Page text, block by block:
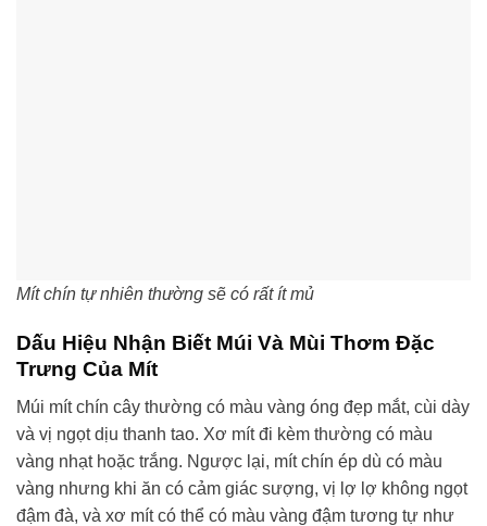
Mít chín tự nhiên thường sẽ có rất ít mủ
Dấu Hiệu Nhận Biết Múi Và Mùi Thơm Đặc
Trưng Của Mít
Múi mít chín cây thường có màu vàng óng đẹp mắt, cùi dày
và vị ngọt dịu thanh tao. Xơ mít đi kèm thường có màu
vàng nhạt hoặc trắng. Ngược lại, mít chín ép dù có màu
vàng nhưng khi ăn có cảm giác sượng, vị lợ lợ không ngọt
đậm đà, và xơ mít có thể có màu vàng đậm tương tự như